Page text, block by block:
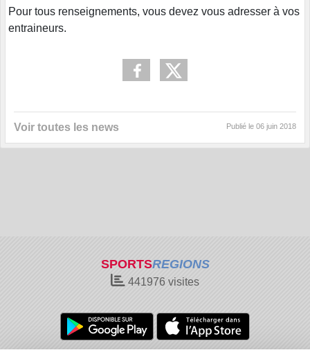
Pour tous renseignements, vous devez vous adresser à vos
entraineurs.
Voir toutes les news Publié le 06 juin 2018
SPORTSREGIONS
441976 visites